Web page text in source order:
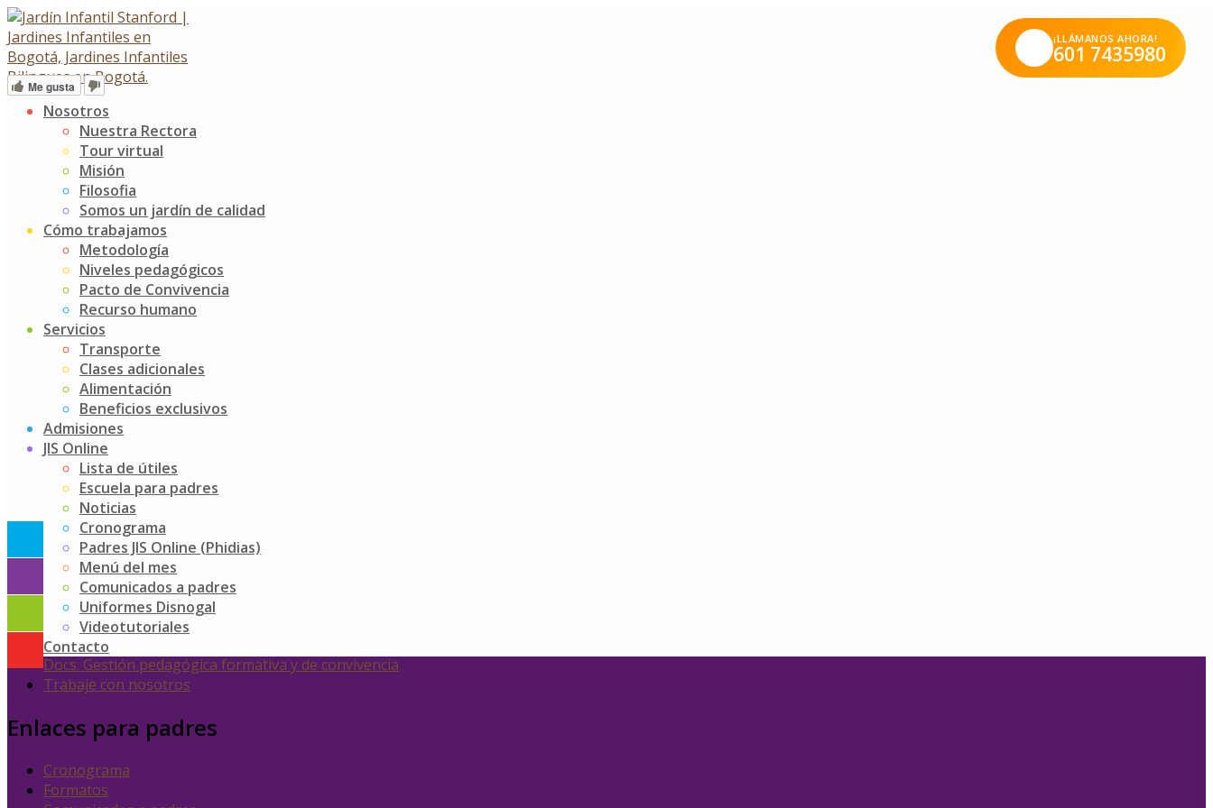
Skip
to
content
Nosotros
Nuestra Rectora
Tour virtual
Misión
Filosofia
Somos un jardín de calidad
Cómo trabajamos
Metodología
Niveles pedagógicos
Pacto de Convivencia
Recurso humano
Servicios
Transporte
Clases adicionales
Alimentación
Beneficios exclusivos
Admisiones
JIS Online
Lista de útiles
Escuela para padres
Noticias
Cronograma
Padres JIS Online (Phidias)
Menú del mes
Comunicados a padres
Uniformes Disnogal
Videotutoriales
Contacto
Market Overview Symposium
Me gusta
Contacto
Calle 134A # 16 - 39, barrio contador
Administración
6017435980 Opción 2
317 4021783
Enfermería
6017435980 Opción 9
304 6647461
Admisiones
6017435980 Opción 3
318 2802038
Accesos rápidos
Línea ética
Política de tratamiento de datos personales
Directorio institucional
Escuela para Padres
Padres JIS Online (Phidias)
Exalumnos
Docs. Gestión pedagógica formativa y de convivencia
Trabaje con nosotros
Enlaces para padres
Cronograma
Formatos
¡LLÁMANOS AHORA!
601 7435980